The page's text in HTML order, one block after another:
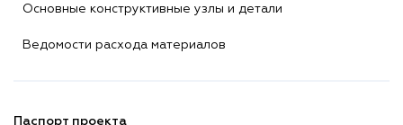
Основные конструктивные узлы и детали
Ведомости расхода материалов
Паспорт проекта